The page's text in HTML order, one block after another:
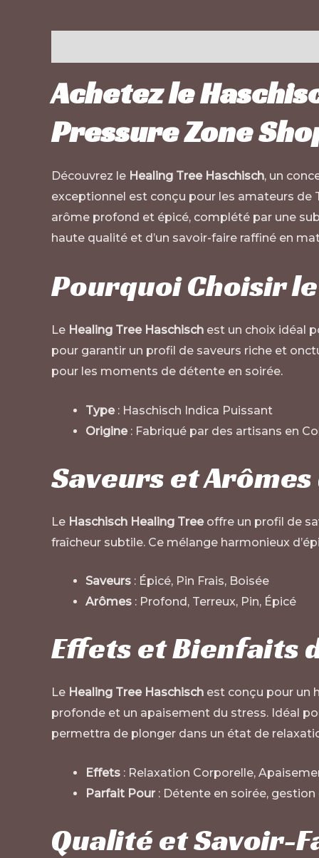
Achetez le
Pressure Zone
Découvrez le Healing Tree Haschisch, un
exceptionnel est conçu pour les amateurs de
arôme profond et épicé, complété par une
haute qualité et d’un savoir-faire raffiné en
Pourquoi Choisir
Le Healing Tree Haschisch est un choix idéal
pour garantir un profil de saveurs riche et
pour les moments de détente en soirée.
Type: Haschisch Indica Puissant
Origine: Fabriqué par des artisans en
Saveurs et
Le Haschisch Healing Treeoffre un profil de
fraîcheur subtile. Ce mélange harmonieux
Saveurs : Épicé, Pin Frais, Boisée
Arômes : Profond, Terreux, Pin, Épicé
Effets et Bienfaits
Le Healing Tree Haschisch est conçu pour un
profonde et un apaisement du stress. Idéal
permettra de plonger dans un état de
Effets : Relaxation Corporelle,
Parfait Pour : Détente en soirée,
Qualité et Savoir-